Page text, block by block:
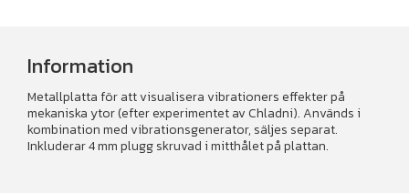
Information
Metallplatta för att visualisera vibrationers effekter på
mekaniska ytor (efter experimentet av Chladni). Används i
kombination med vibrationsgenerator, säljes separat.
Inkluderar 4 mm plugg skruvad i mitthålet på plattan.